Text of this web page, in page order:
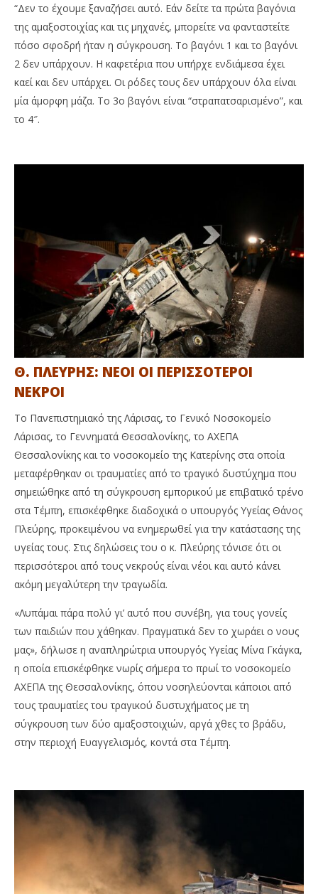
“Δεν το έχουμε ξαναζήσει αυτό. Εάν δείτε τα πρώτα βαγόνια
της αμαξοστοιχίας και τις μηχανές, μπορείτε να φανταστείτε
πόσο σφοδρή ήταν η σύγκρουση. Το βαγόνι 1 και το βαγόνι
2 δεν υπάρχουν. Η καφετέρια που υπήρχε ενδιάμεσα έχει
καεί και δεν υπάρχει. Οι ρόδες τους δεν υπάρχουν όλα είναι
μία άμορφη μάζα. Το 3ο βαγόνι είναι “στραπατσαρισμένο”, και
το 4″.
Θ. ΠΛΕΥΡΗΣ: ΝΕΟΙ ΟΙ ΠΕΡΙΣΣΟΤΕΡΟΙ
ΝΕΚΡΟΙ
Το Πανεπιστημιακό της Λάρισας, το Γενικό Νοσοκομείο
Λάρισας, το Γεννηματά Θεσσαλονίκης, το ΑΧΕΠΑ
Θεσσαλονίκης και το νοσοκομείο της Κατερίνης στα οποία
μεταφέρθηκαν οι τραυματίες από το τραγικό δυστύχημα που
σημειώθηκε από τη σύγκρουση εμπορικού με επιβατικό τρένο
στα Τέμπη, επισκέφθηκε διαδοχικά ο υπουργός Υγείας Θάνος
Πλεύρης, προκειμένου να ενημερωθεί για την κατάστασης της
υγείας τους. Στις δηλώσεις του ο κ. Πλεύρης τόνισε ότι οι
περισσότεροι από τους νεκρούς είναι νέοι και αυτό κάνει
ακόμη μεγαλύτερη την τραγωδία.
«Λυπάμαι πάρα πολύ γι’ αυτό που συνέβη, για τους γονείς
των παιδιών που χάθηκαν. Πραγματικά δεν το χωράει ο νους
μας», δήλωσε η αναπληρώτρια υπουργός Υγείας Μίνα Γκάγκα,
η οποία επισκέφθηκε νωρίς σήμερα το πρωί το νοσοκομείο
ΑΧΕΠΑ της Θεσσαλονίκης, όπου νοσηλεύονται κάποιοι από
τους τραυματίες του τραγικού δυστυχήματος με τη
σύγκρουση των δύο αμαξοστοιχιών, αργά χθες το βράδυ,
στην περιοχή Ευαγγελισμός, κοντά στα Τέμπη.